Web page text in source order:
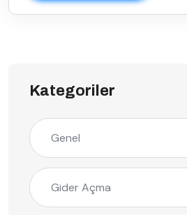
Kategoriler
Genel
Gider Açma